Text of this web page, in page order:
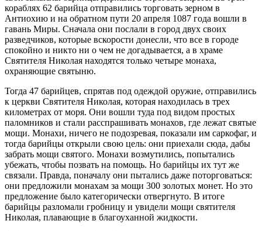
кораблях 62 барийца отправились торговать зерном в
Антиохию и на обратном пути 20 апреля 1087 года вошли в
гавань Миры. Сначала они послали в город двух своих
разведчиков, которые вскорости донесли, что все в городе
спокойно и никто ни о чем не догадывается, а в храме
Святителя Николая находятся только четыре монаха,
охраняющие святыню.
Тогда 47 барийцев, спрятав под одеждой оружие, отправились
к церкви Святителя Николая, которая находилась в трех
километрах от моря. Они вошли туда под видом простых
паломников и стали расспрашивать монахов, где лежат святые
мощи. Монахи, ничего не подозревая, показали им саркофаг, и
тогда барийцы открыли свою цель: они приехали сюда, дабы
забрать мощи святого. Монахи возмутились, попытались
убежать, чтобы позвать на помощь. Но барийцы их тут же
связали. Правда, поначалу они пытались даже поторговаться:
они предложили монахам за мощи 300 золотых монет. Но это
предложение было категорически отвергнуто. В итоге
барийцы разломали гробницу и увидели мощи святителя
Николая, плавающие в благоуханной жидкости.